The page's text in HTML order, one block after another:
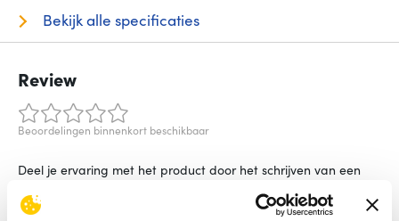
Bekijk alle specificaties
Review
Beoordelingen binnenkort beschikbaar
Deel je ervaring met het product door het schrijven van een